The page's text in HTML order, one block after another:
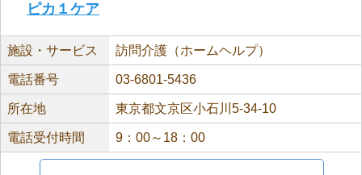
ピカ１ケア
施設・サービス 訪問介護（ホームヘルプ）
電話番号 03-6801-5436
所在地 東京都文京区小石川5-34-10
電話受付時間 9：00～18：00